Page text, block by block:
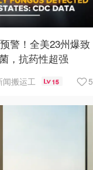
警！全美23州爆致
，抗药性超强
闻搬运工 15 5